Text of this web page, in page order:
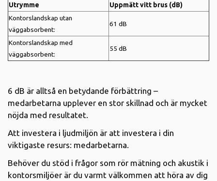
Utrymme
Uppmätt vitt brus (dB)
Kontorslandskap utan
väggabsorbent:
61 dB
Kontorslandskap med
väggabsorbent:
55 dB
6 dB är alltså en betydande förbättring –
medarbetarna upplever en stor skillnad och är mycket
nöjda med resultatet.
Att investera i ljudmiljön är att investera i din
viktigaste resurs: medarbetarna.
Behöver du stöd i frågor som rör mätning och akustik i
kontorsmiljöer är du varmt välkommen att höra av dig